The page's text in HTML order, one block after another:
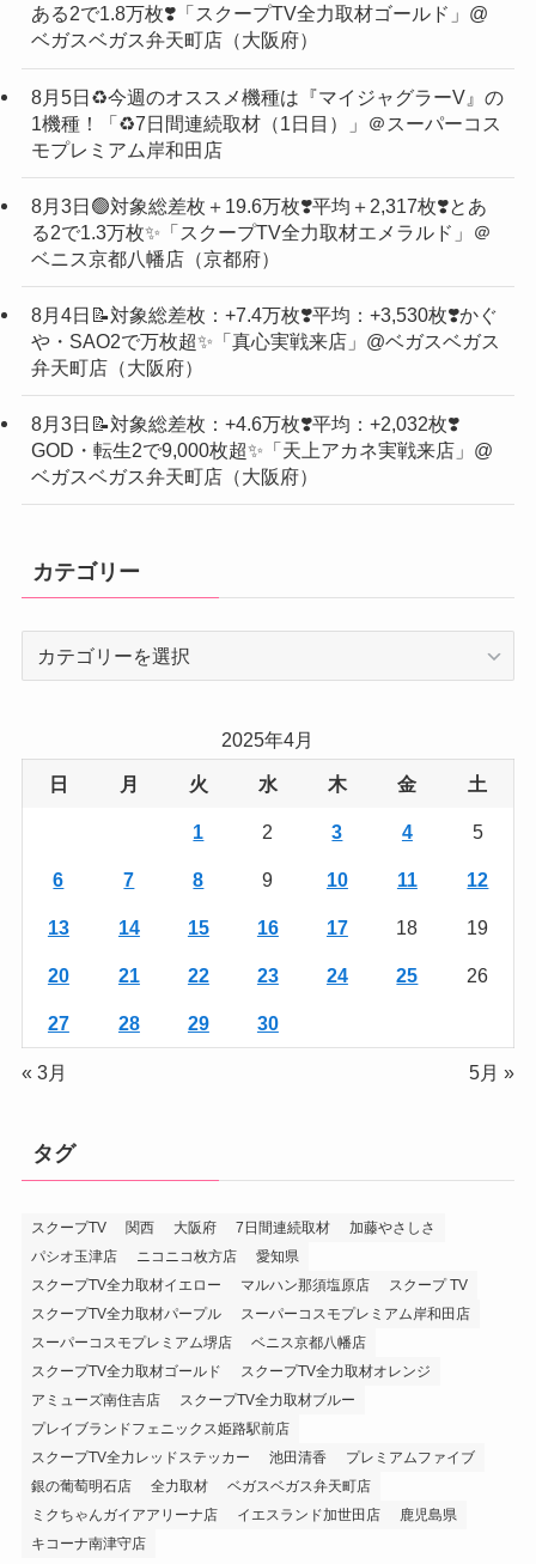
ある2で1.8万枚❣️「スクープTV全力取材ゴールド」@
ベガスベガス弁天町店（大阪府）
8月5日♻️今週のオススメ機種は『マイジャグラーV』の
1機種！「♻️7日間連続取材（1日目）」＠スーパーコス
モプレミアム岸和田店
8月3日🟢対象総差枚＋19.6万枚❣️平均＋2,317枚❣️とあ
る2で1.3万枚✨「スクープTV全力取材エメラルド」＠
ベニス京都八幡店（京都府）
8月4日📝対象総差枚：+7.4万枚❣️平均：+3,530枚❣️かぐ
や・SAO2で万枚超✨「真心実戦来店」@ベガスベガス
弁天町店（大阪府）
8月3日📝対象総差枚：+4.6万枚❣️平均：+2,032枚❣️
GOD・転生2で9,000枚超✨「天上アカネ実戦来店」@
ベガスベガス弁天町店（大阪府）
カテゴリー
ー
2025年4月
日 月 火 水 木 金 土
1 2 3 4 5
6 7 8 9 10 11 12
13 14 15 16 17 18 19
20 21 22 23 24 25 26
27 28 29 30
« 3月 5月 »
タグ
スクープTV 関西 大阪府 7日間連続取材
加藤やさしさ
パシオ玉津店
ニコニコ枚方店
愛知県
スクープTV全力取材イエロー
マルハン那須塩原店
スクープ TV
スクープTV全力取材パープル
スーパーコスモプレミアム岸和田店
スーパーコスモプレミアム堺店
ベニス京都八幡店
スクープTV全力取材ゴールド
スクープTV全力取材オレンジ
アミューズ南住吉店
スクープTV全力取材ブルー
プレイブランドフェニックス姫路駅前店
スクープTV全力レッドステッカー
池田清香
プレミアムファイブ
銀の葡萄明石店
全力取材
ベガスベガス弁天町店
ミクちゃんガイアアリーナ店
イエスランド加世田店
鹿児島県
キコーナ南津守店